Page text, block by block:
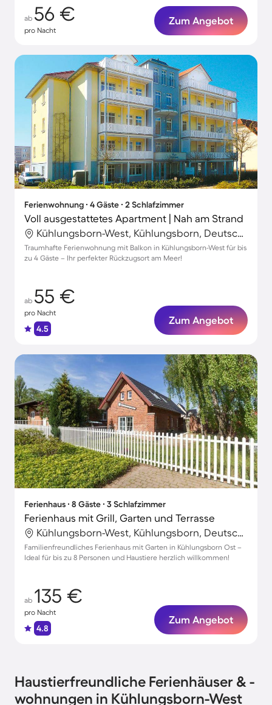
ab 56 €
pro Nacht
Zum Angebot
Ferienwohnung ∙ 4 Gäste ∙ 2 Schlafzimmer
Voll ausgestattetes Apartment | Nah am Strand
Kühlungsborn-West, Kühlungsborn, Deutschland
Traumhafte Ferienwohnung mit Balkon in Kühlungsborn-West für bis
zu 4 Gäste – Ihr perfekter Rückzugsort am Meer!
ab 55 €
pro Nacht
4.5
Zum Angebot
Ferienhaus ∙ 8 Gäste ∙ 3 Schlafzimmer
Ferienhaus mit Grill, Garten und Terrasse
Kühlungsborn-West, Kühlungsborn, Deutschland
Familienfreundliches Ferienhaus mit Garten in Kühlungsborn Ost –
Ideal für bis zu 8 Personen und Haustiere herzlich willkommen!
ab 135 €
pro Nacht
4.8
Zum Angebot
Haustierfreundliche Ferienhäuser & -
wohnungen in Kühlungsborn-West